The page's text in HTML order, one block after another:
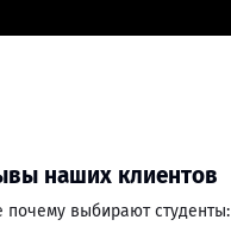
наших клиентов
почему выбирают студенты: